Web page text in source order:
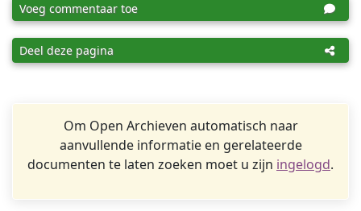
Voeg commentaar toe
Deel deze pagina
Om Open Archieven automatisch naar
aanvullende informatie en gerelateerde
documenten te laten zoeken moet u zijn ingelogd.